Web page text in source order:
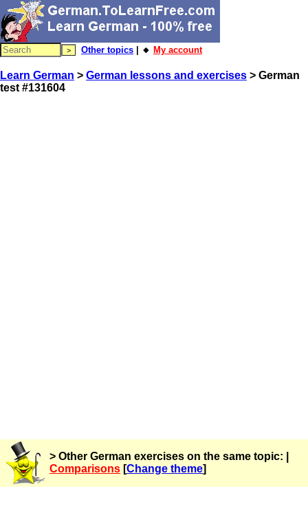
Other topics | 🔸 My account
Learn German > German lessons and exercises > German
test #131604
> Other German exercises on the same topic: |
Comparisons [Change theme]